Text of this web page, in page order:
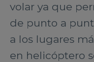
volar ya que
de punto a
a los lugares
en helicóptero